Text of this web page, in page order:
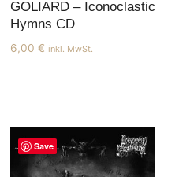
GOLIARD – Iconoclastic
Hymns CD
6,00 € inkl. MwSt.
Save